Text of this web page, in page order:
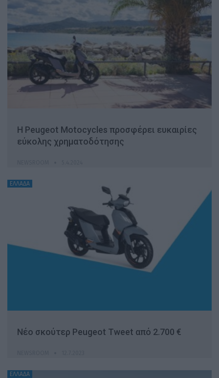
Η Peugeot Motocycles προσφέρει ευκαιρίες
εύκολης χρηματοδότησης
ΕΛΛΑΔΑ
Νέο σκούτερ Peugeot Tweet από 2.700 €
ΕΛΛΑΔΑ